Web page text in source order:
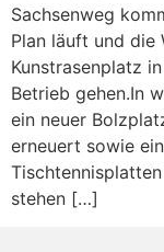
Sachsenweg
Plan läuft und die
Kunstrasenplatz
Betrieb gehen.In
ein neuer
erneuert sowie
stehen […]